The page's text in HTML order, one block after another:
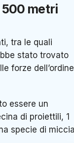
500 metri
tra le quali
stato trovato
forze dell’ordine
essere un
di proiettili, 1
specie di